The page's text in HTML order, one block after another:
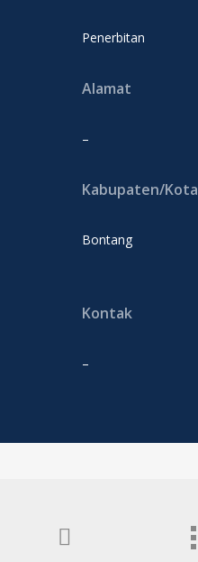
Penerbitan
Alamat
–
Kabupaten/Kota
Bontang
Kontak
–